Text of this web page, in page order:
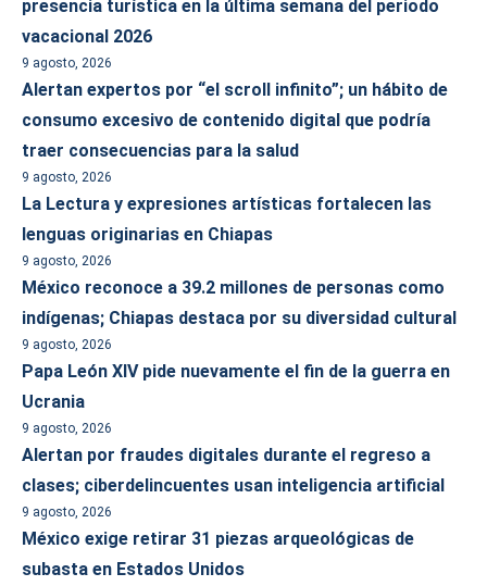
presencia turística en la última semana del periodo
vacacional 2026
9 agosto, 2026
Alertan expertos por “el scroll infinito”; un hábito de
consumo excesivo de contenido digital que podría
traer consecuencias para la salud
9 agosto, 2026
La Lectura y expresiones artísticas fortalecen las
lenguas originarias en Chiapas
9 agosto, 2026
México reconoce a 39.2 millones de personas como
indígenas; Chiapas destaca por su diversidad cultural
9 agosto, 2026
Papa León XIV pide nuevamente el fin de la guerra en
Ucrania
9 agosto, 2026
Alertan por fraudes digitales durante el regreso a
clases; ciberdelincuentes usan inteligencia artificial
9 agosto, 2026
México exige retirar 31 piezas arqueológicas de
subasta en Estados Unidos